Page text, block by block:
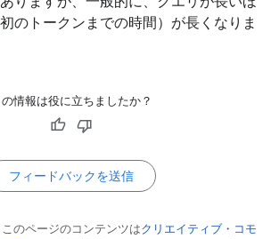
のトークンまでの時間）が長くなりま
の情報は役に立ちましたか？
フィードバックを送信
のページのコンテンツはクリエイティブ・コモ